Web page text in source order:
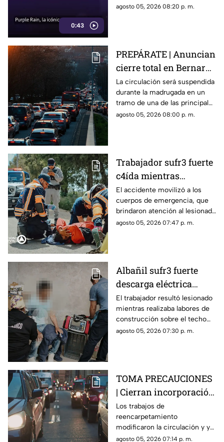
0:43
con un enfoque distinto al de
agosto 05, 2026 08:20 p. m.
PREPÁRATE | Anuncian
cierre total en Bernardo
Quintana; este será el
horario
La circulación será suspendida
durante la madrugada en un
tramo de una de las principales
vialidades de Querétaro.
agosto 05, 2026 08:00 p. m.
Trabajador sufr3 fuerte
c4ída mientras
trabajaba en Guadalupe
La Venta
El accidente movilizó a los
cuerpos de emergencia, que
brindaron atención al lesionado
antes de trasladarlo a un
agosto 05, 2026 07:47 p. m.
Albañil sufr3 fuerte
descarga eléctrica
mientras trabajaba en
una azotea de San José
Buenavista
El trabajador resultó lesionado
mientras realizaba labores de
construcción sobre el techo
de una vivienda y tuvo que
agosto 05, 2026 07:30 p. m.
TOMA PRECAUCIONES
| Cierran incorporación
hacia la carretera 57;
esta es la zona afectada
Los trabajos de
reencarpetamiento
modificaron la circulación y ya
generan carga vehicular en el
agosto 05, 2026 07:14 p. m.